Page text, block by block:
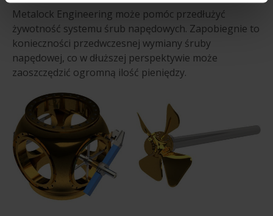
Metalock Engineering może pomóc przedłużyć
żywotność systemu śrub napędowych. Zapobiegnie to
konieczności przedwczesnej wymiany śruby
napędowej, co w dłuższej perspektywie może
zaoszczędzić ogromną ilość pieniędzy.